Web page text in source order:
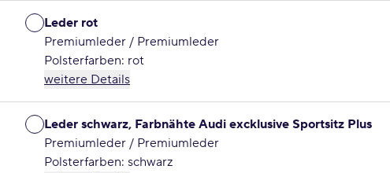
Leder rot
Premiumleder / Premiumleder
Polsterfarben: rot
weitere Details
Leder schwarz, Farbnähte Audi excklusive Sportsitz Plus
Premiumleder / Premiumleder
Polsterfarben: schwarz